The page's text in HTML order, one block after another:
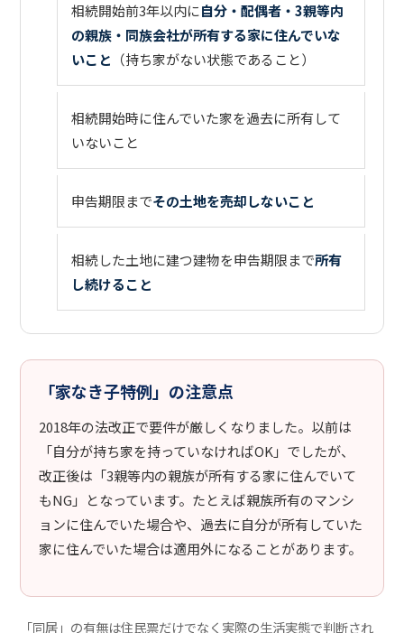
相続開始前3年以内に自分・配偶者・3親等内
の親族・同族会社が所有する家に住んでいな
いこと （持ち家がない状態であること）
相続開始時に住んでいた家を過去に所有して
いないこと
申告期限までその土地を売却しないこと
相続した土地に建つ建物を申告期限まで所有
し続けること
「家なき子特例」の注意点
2018年の法改正で要件が厳しくなりました。以前は
「自分が持ち家を持っていなければOK」でしたが、
改正後は「3親等内の親族が所有する家に住んでいて
もNG」となっています。たとえば親族所有のマンシ
ョンに住んでいた場合や、過去に自分が所有していた
家に住んでいた場合は適用外になることがあります。
「同居」の有無は住民票だけでなく実際の生活実態で判断され